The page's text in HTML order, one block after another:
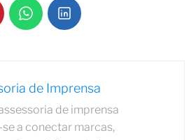
de Imprensa
de imprensa
a conectar marcas,